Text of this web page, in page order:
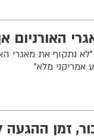
נתקוף את מאגרי
אמריקני מלא"
זמן